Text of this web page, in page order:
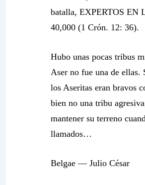
batalla, EXPERTOS EN
40,000 (1 Crón. 12: 36).
Hubo unas pocas tribus
Aser no fue una de ellas.
los Aseritas eran bravos
bien no una tribu
mantener su terreno
llamados…
Belgae — Julio César